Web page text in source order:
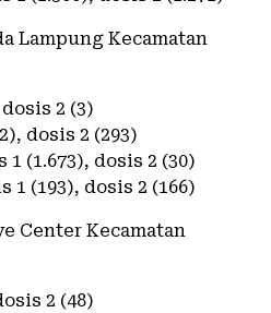
Lampung Kecamatan
2 (3)
dosis 2 (293)
(1.673), dosis 2 (30)
1 (193), dosis 2 (166)
Center Kecamatan
2 (48)